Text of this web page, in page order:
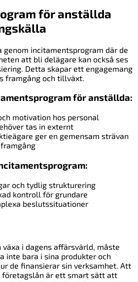
för anställda
incitamentsprogram där de
att bli delägare kan också ses
Detta skapar ett engagemang
framgång och tillväxt.
för anställda:
motivation hos personal
tas in externt
ger en gemensam strävan
och tydlig strukturering
kontroll för grundare
beslutssituationer
i dagens affärsvärld, måste
inte bara i sina produkter och
de finansierar sin verksamhet. Att
är ett smart sätt att